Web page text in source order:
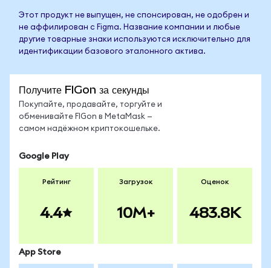
Этот продукт не выпущен, не спонсирован, не одобрен и
не аффилирован с Figma. Название компании и любые
другие товарные знаки используются исключительно для
идентификации базового эталонного актива.
Получите FIGon за секунды
Покупайте, продавайте, торгуйте и
обменивайте FIGon в MetaMask —
самом надёжном криптокошельке.
Google Play
Рейтинг
4.4
Загрузок
10M+
Оценок
483.8K
App Store